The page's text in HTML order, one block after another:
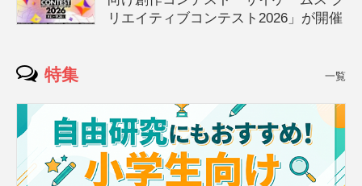
リエイティブコンテスト2026」が開催
特集 一覧